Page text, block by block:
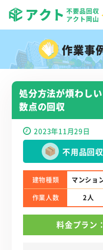
作業事
処分方法が煩わし
数点の回収
2023年11月29日
不用品回収
建物種類 マンショ
作業人数
2人
料金プラン